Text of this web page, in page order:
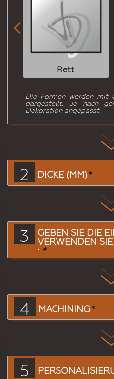
Rett

Die Formen werden mit
dargestellt. Je nach
Dekoration angepasst.
2 DICKE (MM)*
3
GEBEN SIE DIE
VERWENDEN
: *
4 MACHINING*
5